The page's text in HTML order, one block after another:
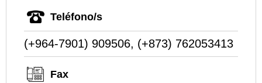
Teléfono/s
(+964-7901) 909506, (+873) 762053413
Fax